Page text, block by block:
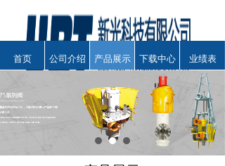
首页 公司介绍 产品展示 下载中心 业绩表